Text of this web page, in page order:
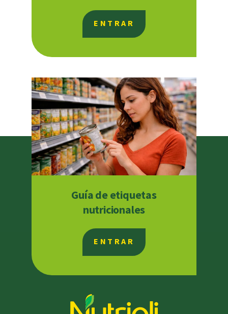
ENTRAR
Guía de etiquetas
nutricionales
ENTRAR